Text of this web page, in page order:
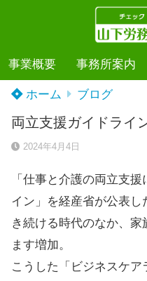
事業概要 事務所案内
ホーム ブログ
両立支援ガイドラ
2024年4月4日
「仕事と介護の両立支
イン」を経産省が公表
き続ける時代のなか、
ます増加。
こうした「ビジネスケ